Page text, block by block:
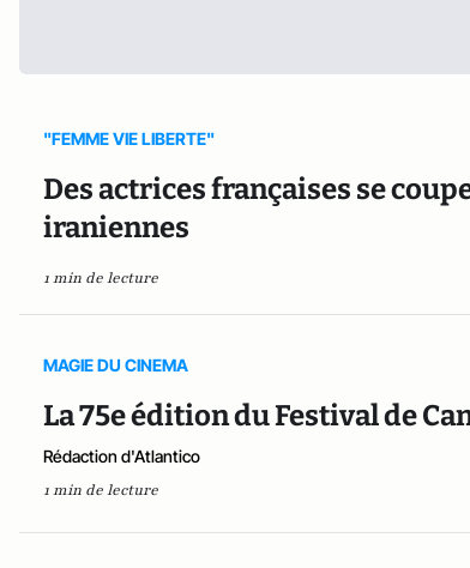
"FEMME VIE LIBERTE"
Des actrices françaises se
iraniennes
1 min de lecture
MAGIE DU CINEMA
La 75e édition du Festival de
Rédaction d'Atlantico
1 min de lecture